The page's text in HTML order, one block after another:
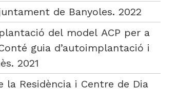
de Banyoles. 2022
del model ACP per a
guia d’autoimplantació i
2021
la Residència i Centre de Dia